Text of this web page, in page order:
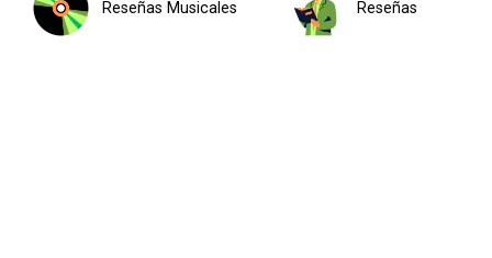
Reseñas Musicales Reseñas